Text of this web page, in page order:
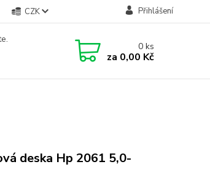
CZK Přihlášení
0ks
za 0,00 Kč
deska Hp 2061 5,0-